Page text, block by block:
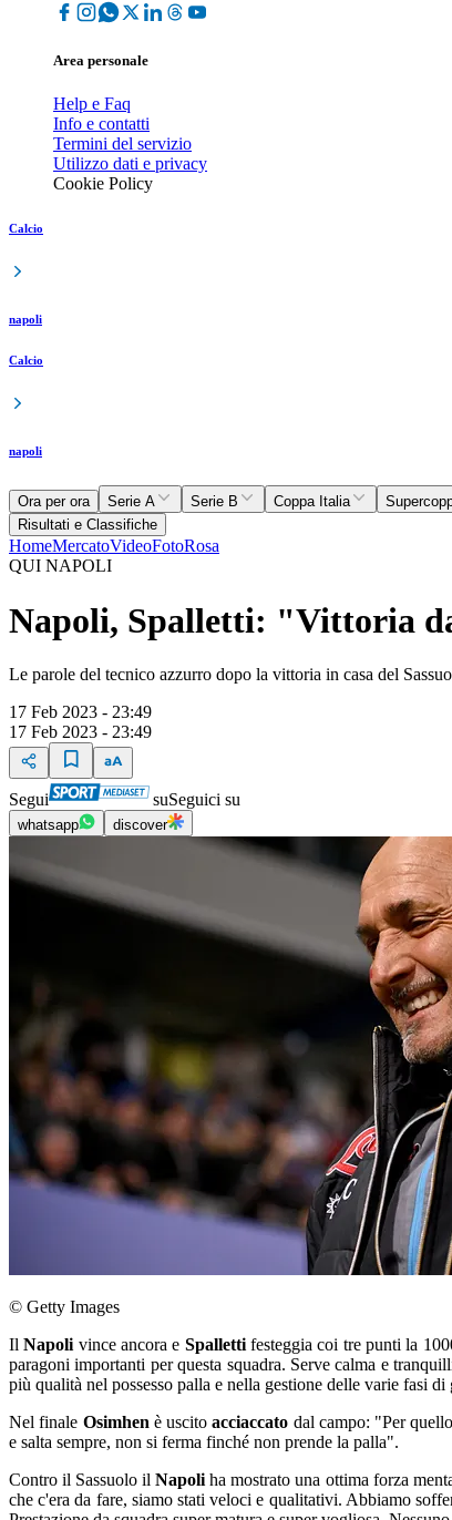
Area personale
Help e Faq
Info e contatti
Termini del servizio
Utilizzo dati e privacy
Cookie Policy
Calcio
napoli
Calcio
napoli
Ora per ora Serie A Serie B Coppa Italia
Risultati e Classifiche
HomeMercatoVideoFotoRosa
QUI NAPOLI
Napoli, Spalletti: "Vittoria
Le parole del tecnico azzurro dopo la vittoria in casa del
17 Feb 2023 - 23:49
17 Feb 2023 - 23:49
Segui suSeguici su
whatsapp discover
© Getty Images
IlNapoli vince ancora e Spalletti festeggia coi tre punti la
paragoni importanti per questa squadra. Serve calma e
più qualità nel possesso palla e nella gestione delle varie fasi di
Nel finale Osimhen è uscitoacciaccato dal campo: "Per
e salta sempre, non si ferma finché non prende la palla".
Contro il Sassuolo ilNapoliha mostrato una ottima forza
che c'era da fare, siamo stati veloci e qualitativi. Abbiamo